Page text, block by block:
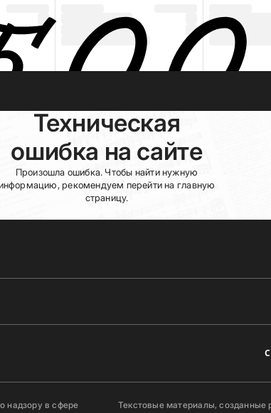
Техническая
ошибка на сайте
Произошла ошибка. Чтобы найти нужную
рекомендуем перейти на главную
страницу.
надзору в сфере
Текстовые материалы, созданные